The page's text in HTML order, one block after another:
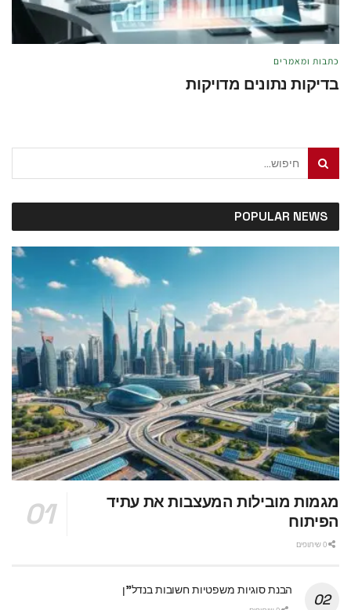
כתבות ומאמרים
בדיקות נתונים מדויקות
POPULAR NEWS
מגמות מובילות המעצבות את עתיד
הפיתוח
הבנת סוגיות משפטיות חשובות בנדל"ן